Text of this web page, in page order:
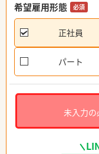
希望雇用形態 必須
正社員
パート
未入力